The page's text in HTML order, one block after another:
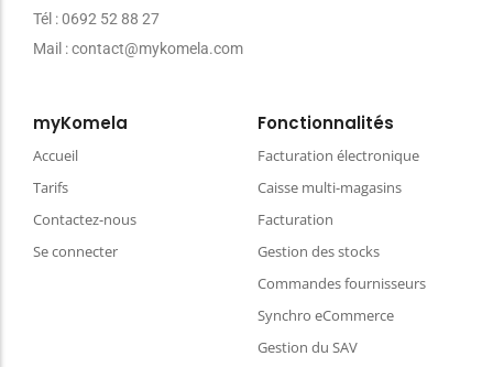
Tél : 0692 52 88 27
Mail : contact@mykomela.com
myKomela
Accueil
Tarifs
Contactez-nous
Se connecter
Fonctionnalités
Facturation électronique
Caisse multi-magasins
Facturation
Gestion des stocks
Commandes fournisseurs
Synchro eCommerce
Gestion du SAV